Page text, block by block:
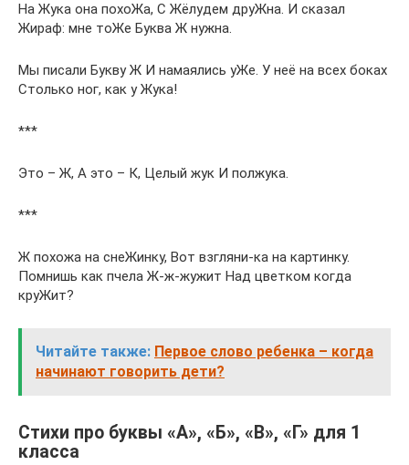
На Жука она похоЖа, С Жёлудем друЖна. И сказал
Жираф: мне тоЖе Буква Ж нужна.
Мы писали Букву Ж И намаялись уЖе. У неё на всех боках
Столько ног, как у Жука!
***
Это – Ж, А это – К, Целый жук И полжука.
***
Ж похожа на снеЖинку, Вот взгляни-ка на картинку.
Помнишь как пчела Ж-ж-жужит Над цветком когда
круЖит?
Читайте также: Первое слово ребенка – когда
начинают говорить дети?
Стихи про буквы «А», «Б», «В», «Г» для 1
класса